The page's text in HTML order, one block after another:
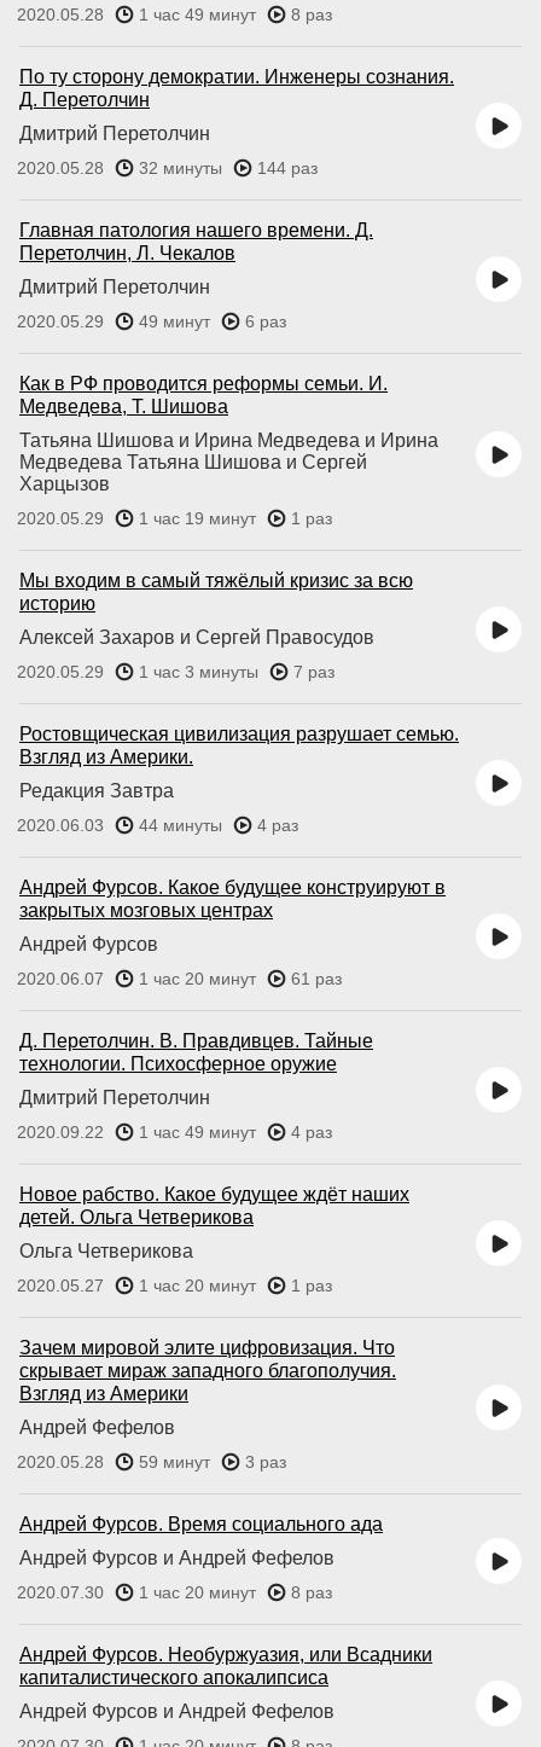
2020.05.28 1 час 49 минут 8 раз
По ту сторону демократии. Инженеры сознания.
Д. Перетолчин
Дмитрий Перетолчин
2020.05.28 32 минуты 144 раз
Главная патология нашего времени. Д.
Перетолчин, Л. Чекалов
Дмитрий Перетолчин
2020.05.29 49 минут 6 раз
Как в РФ проводится реформы семьи. И.
Медведева, Т. Шишова
Татьяна Шишова и Ирина Медведева и Ирина
Медведева Татьяна Шишова и Сергей
Харцызов
2020.05.29 1 час 19 минут 1 раз
Мы входим в самый тяжёлый кризис за всю
историю
Алексей Захаров и Сергей Правосудов
2020.05.29 1 час 3 минуты 7 раз
Ростовщическая цивилизация разрушает семью.
Взгляд из Америки.
Редакция Завтра
2020.06.03 44 минуты 4 раз
Андрей Фурсов. Какое будущее конструируют в
закрытых мозговых центрах
Андрей Фурсов
2020.06.07 1 час 20 минут 61 раз
Д. Перетолчин. В. Правдивцев. Тайные
технологии. Психосферное оружие
Дмитрий Перетолчин
2020.09.22 1 час 49 минут 4 раз
Новое рабство. Какое будущее ждёт наших
детей. Ольга Четверикова
Ольга Четверикова
2020.05.27 1 час 20 минут 1 раз
Зачем мировой элите цифровизация. Что
скрывает мираж западного благополучия.
Взгляд из Америки
Андрей Фефелов
2020.05.28 59 минут 3 раз
Андрей Фурсов. Время социального ада
Андрей Фурсов и Андрей Фефелов
2020.07.30 1 час 20 минут 8 раз
Андрей Фурсов. Необуржуазия, или Всадники
капиталистического апокалипсиса
Андрей Фурсов и Андрей Фефелов